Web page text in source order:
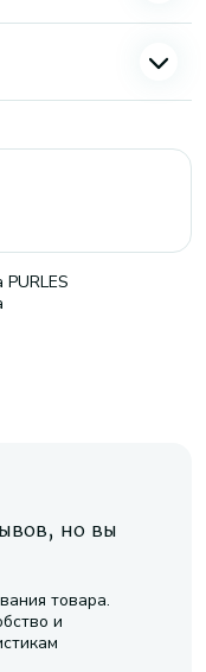
но вы
товара.
и